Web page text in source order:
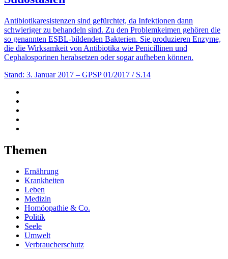
Antibiotikaresistenzen sind gefürchtet, da Infektionen dann
schwieriger zu behandeln sind. Zu den Problemkeimen gehören die
so genannten ESBL-bildenden Bakterien. Sie produzieren Enzyme,
die die Wirksamkeit von Antibiotika wie Penicillinen und
Cephalosporinen herabsetzen oder sogar aufheben können.
Stand: 3. Januar 2017 – GPSP 01/2017 / S.14
Themen
Ernährung
Krankheiten
Leben
Medizin
Homöopathie & Co.
Politik
Seele
Umwelt
Verbraucherschutz